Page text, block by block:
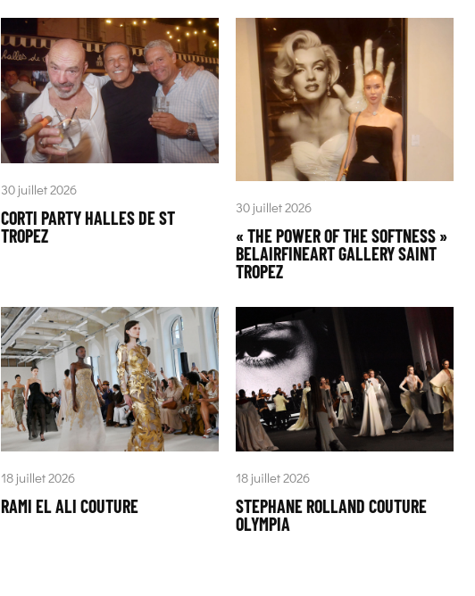
30 juillet 2026
CORTI PARTY HALLES DE ST
TROPEZ
30 juillet 2026
« THE POWER OF THE SOFTNESS »
BELAIRFINEART GALLERY SAINT
TROPEZ
18 juillet 2026
RAMI EL ALI COUTURE
18 juillet 2026
STEPHANE ROLLAND COUTURE
OLYMPIA